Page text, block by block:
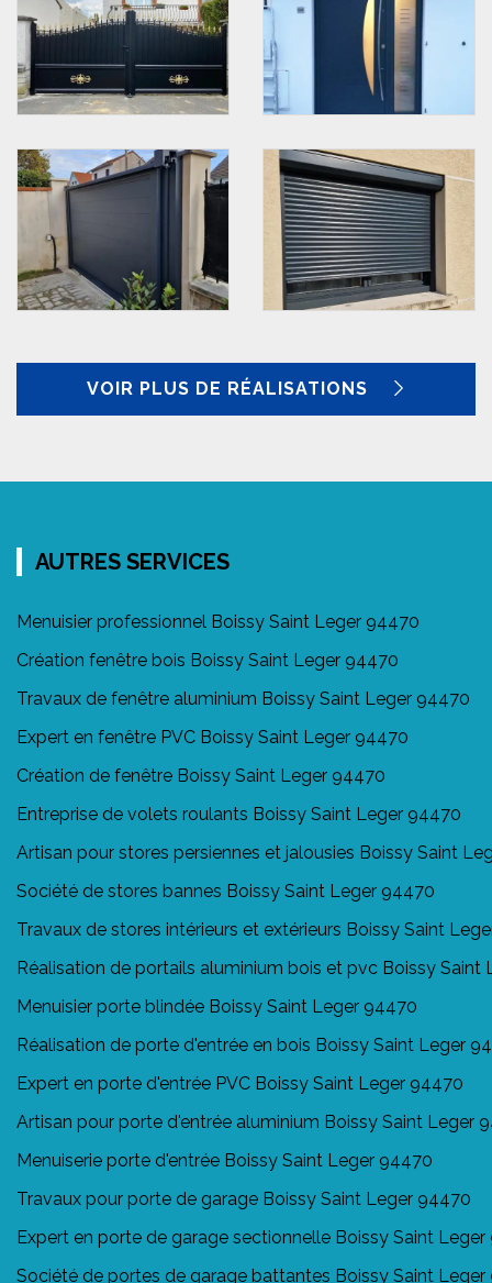
VOIR PLUS DE RÉALISATIONS
AUTRES SERVICES
Menuisier professionnel Boissy Saint Leger 94470
Création fenêtre bois Boissy Saint Leger 94470
Travaux de fenêtre aluminium Boissy Saint Leger 94470
Expert en fenêtre PVC Boissy Saint Leger 94470
Création de fenêtre Boissy Saint Leger 94470
Entreprise de volets roulants Boissy Saint Leger 94470
Artisan pour stores persiennes et jalousies Boissy Saint
Société de stores bannes Boissy Saint Leger 94470
Travaux de stores intérieurs et extérieurs Boissy Saint
Réalisation de portails aluminium bois et pvc Boissy Saint
Menuisier porte blindée Boissy Saint Leger 94470
Réalisation de porte d'entrée en bois Boissy Saint Leger
Expert en porte d'entrée PVC Boissy Saint Leger 94470
Artisan pour porte d'entrée aluminium Boissy Saint Leger
Menuiserie porte d'entrée Boissy Saint Leger 94470
Travaux pour porte de garage Boissy Saint Leger 94470
Expert en porte de garage sectionnelle Boissy Saint
Société de portes de garage battantes Boissy Saint Leger